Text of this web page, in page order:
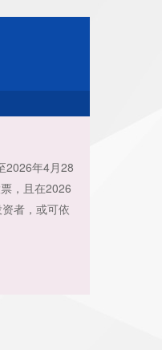
2026年4月28
，且在2026
者，或可依